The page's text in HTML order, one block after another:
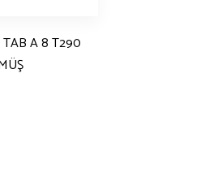
TAB A 8 T290